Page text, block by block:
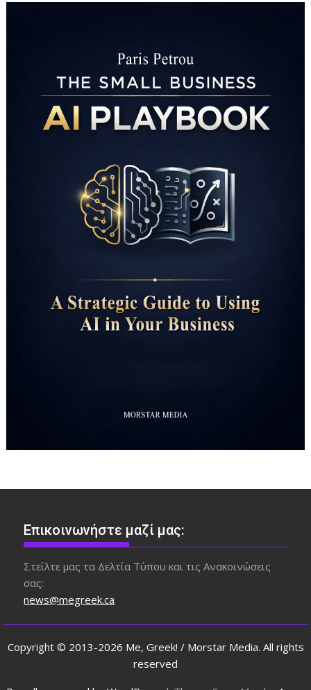
Επικοινωνήστε μαζί μας:
Στείλτε μας τα Δελτία Τύπου και τις Ανακοινώσεις
σας:
news@megreek.ca
Copyright © 2013-2026 Me, Greek! / Morstar Media. All rights
reserved